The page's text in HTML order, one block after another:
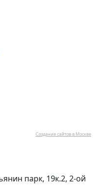
Создание сайтов в Москве
парк, 19к.2, 2-ой